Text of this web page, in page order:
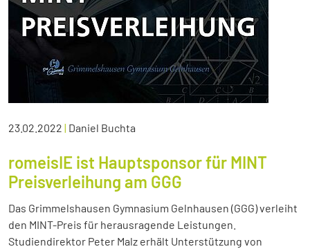
23.02.2022 | Daniel Buchta
romeisIE ist Hauptsponsor für MINT
Preisverleihung am GGG
Das Grimmelshausen Gymnasium Gelnhausen (GGG) verleiht
den MINT-Preis für herausragende Leistungen.
Studiendirektor Peter Malz erhält Unterstützung von